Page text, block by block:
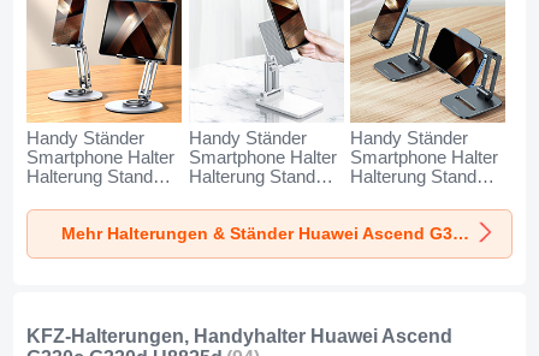
Handy Ständer
Smartphone Halter
Halterung Stand
Huawei Ascend
G330c G330d
U8825d Silber
Handy Ständer
Smartphone Halter
Halterung Stand
Huawei Ascend
G330c G330d
U8825d Weiß
Handy Ständer
Smartphone Halter
Halterung Stand
Huawei Ascend
G330c G330d
U8825d Schwarz
Mehr Halterungen & Ständer Huawei Ascend G330c G330d U8825d
KFZ-Halterungen, Handyhalter Huawei Ascend